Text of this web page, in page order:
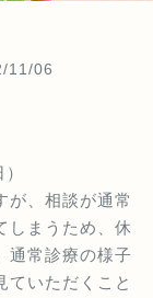
11/06
が、相談が通常
しまうため、休
通常診療の様子
ていただくこと